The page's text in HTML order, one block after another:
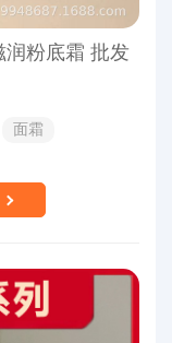
润粉底霜 批发
面霜